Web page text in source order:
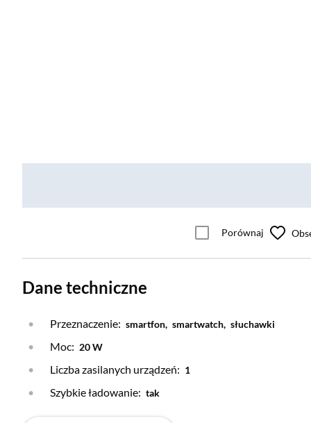
Porównaj
Dane techniczne
Przeznaczenie: smartfon, smartwatch, słuchawki
Moc: 20 W
Liczba zasilanych urządzeń: 1
Szybkie ładowanie: tak